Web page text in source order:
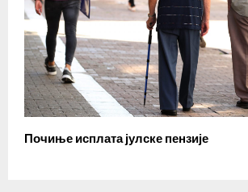
Почиње исплата јулске пензије